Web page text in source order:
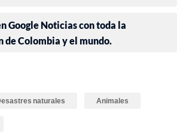
Google Noticias con toda la
de Colombia y el mundo.
naturales Animales